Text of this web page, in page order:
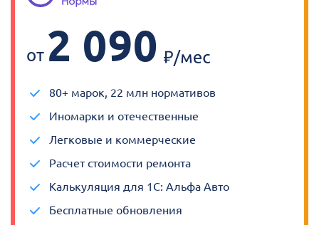
от 2 090
80+ марок, 22 млн нормативов
Иномарки и отечественные
Легковые и коммерческие
Расчет стоимости ремонта
Калькуляция для 1С: Альфа Авто
Бесплатные обновления